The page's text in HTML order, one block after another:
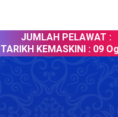
JUMLAH PELAWAT :
TARIKH KEMASKINI : 09